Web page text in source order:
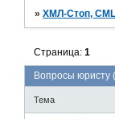
»ХМЛ-Стоп,
Вопросы юристу
Страница:1
Тема